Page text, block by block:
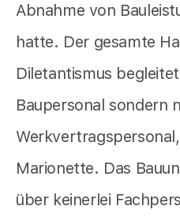
Abnahme von
hatte. Der gesamte
Diletantismus
Baupersonal sondern
Marionette. Das
über keinerlei